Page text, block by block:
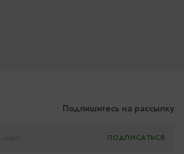
Подпишитесь на рассылку